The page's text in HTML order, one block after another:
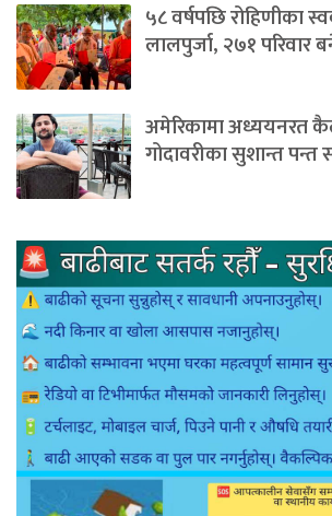
५८ वर्षपछि रोहिणीका
लालपुर्जा, २७१ परिवार
अमेरिकामा अध्ययनरत
गोदावरीका सुशान्त पन्त